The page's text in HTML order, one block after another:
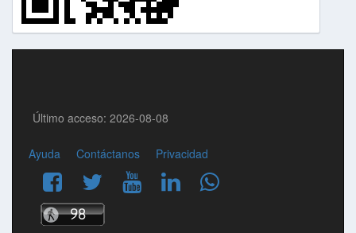
Último acceso: 2026-08-08
Ayuda Contáctanos Privacidad